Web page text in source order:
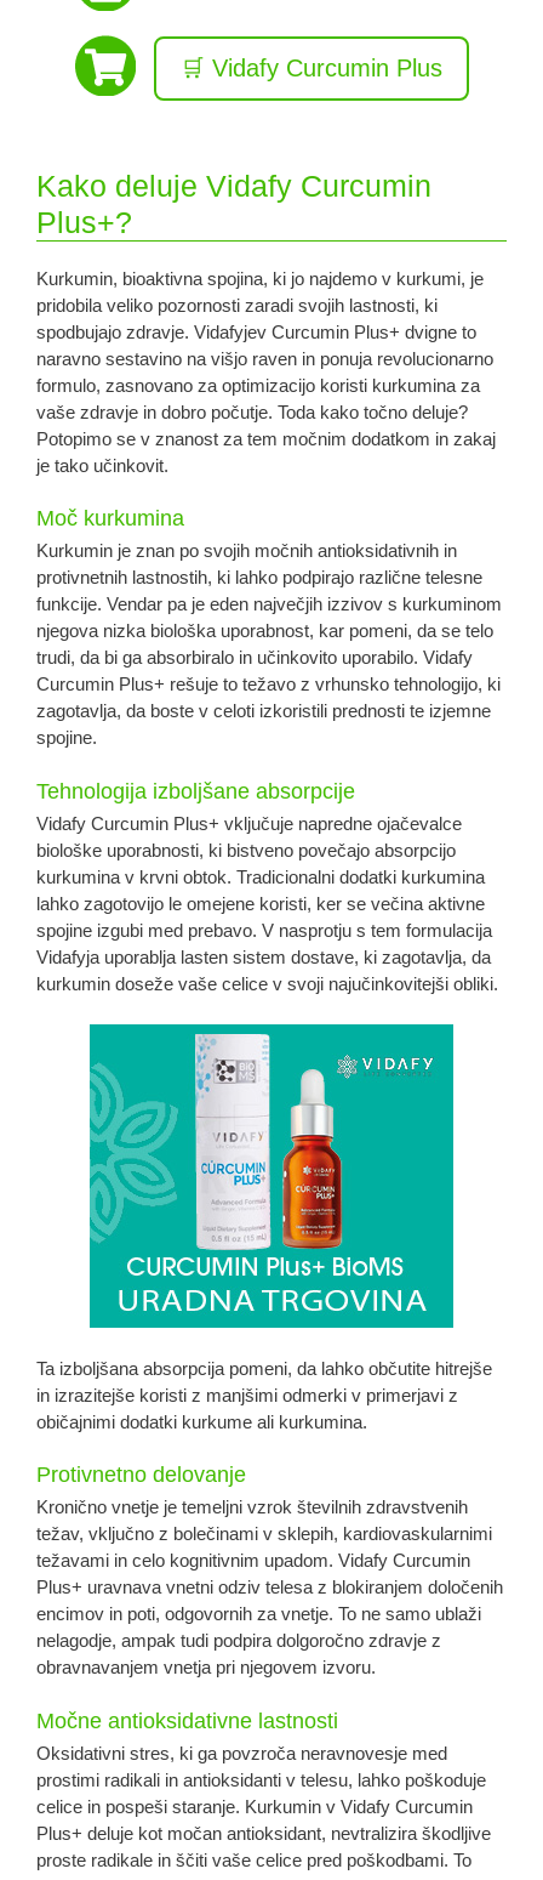
🛒 Vidafy Curcumin Plus
Kako deluje Vidafy Curcumin
Plus+?
Kurkumin, bioaktivna spojina, ki jo najdemo v kurkumi, je
pridobila veliko pozornosti zaradi svojih lastnosti, ki
spodbujajo zdravje. Vidafyjev Curcumin Plus+ dvigne to
naravno sestavino na višjo raven in ponuja revolucionarno
formulo, zasnovano za optimizacijo koristi kurkumina za
vaše zdravje in dobro počutje. Toda kako točno deluje?
Potopimo se v znanost za tem močnim dodatkom in zakaj
je tako učinkovit.
Moč kurkumina
Kurkumin je znan po svojih močnih antioksidativnih in
protivnetnih lastnostih, ki lahko podpirajo različne telesne
funkcije. Vendar pa je eden največjih izzivov s kurkuminom
njegova nizka biološka uporabnost, kar pomeni, da se telo
trudi, da bi ga absorbiralo in učinkovito uporabilo. Vidafy
Curcumin Plus+ rešuje to težavo z vrhunsko tehnologijo, ki
zagotavlja, da boste v celoti izkoristili prednosti te izjemne
spojine.
Tehnologija izboljšane absorpcije
Vidafy Curcumin Plus+ vključuje napredne ojačevalce
biološke uporabnosti, ki bistveno povečajo absorpcijo
kurkumina v krvni obtok. Tradicionalni dodatki kurkumina
lahko zagotovijo le omejene koristi, ker se večina aktivne
spojine izgubi med prebavo. V nasprotju s tem formulacija
Vidafyja uporablja lasten sistem dostave, ki zagotavlja, da
kurkumin doseže vaše celice v svoji najučinkovitejši obliki.
Ta izboljšana absorpcija pomeni, da lahko občutite hitrejše
in izrazitejše koristi z manjšimi odmerki v primerjavi z
običajnimi dodatki kurkume ali kurkumina.
Protivnetno delovanje
Kronično vnetje je temeljni vzrok številnih zdravstvenih
težav, vključno z bolečinami v sklepih, kardiovaskularnimi
težavami in celo kognitivnim upadom. Vidafy Curcumin
Plus+ uravnava vnetni odziv telesa z blokiranjem določenih
encimov in poti, odgovornih za vnetje. To ne samo ublaži
nelagodje, ampak tudi podpira dolgoročno zdravje z
obravnavanjem vnetja pri njegovem izvoru.
Močne antioksidativne lastnosti
Oksidativni stres, ki ga povzroča neravnovesje med
prostimi radikali in antioksidanti v telesu, lahko poškoduje
celice in pospeši staranje. Kurkumin v Vidafy Curcumin
Plus+ deluje kot močan antioksidant, nevtralizira škodljive
proste radikale in ščiti vaše celice pred poškodbami. To